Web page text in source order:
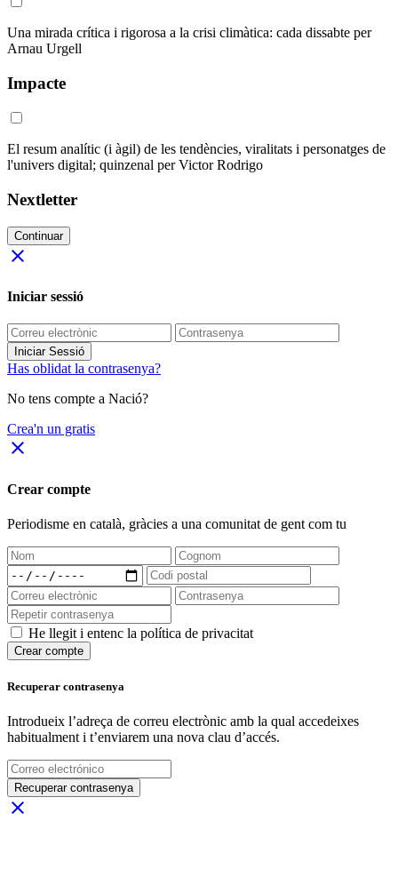
Una mirada crítica i rigorosa a la crisi climàtica: cada dissabte per
Arnau Urgell
Impacte
El resum analític (i àgil) de les tendències, viralitats i personatges de
l'univers digital; quinzenal per Victor Rodrigo
Nextletter
Continuar
close
Iniciar sessió
Iniciar Sessió
Has oblidat la contrasenya?
No tens compte a Nació?
Crea'n un gratis
close
Crear compte
Periodisme en català, gràcies a una comunitat de gent com tu
He llegit i entenc la política de privacitat
Crear compte
Recuperar contrasenya
Introdueix l’adreça de correu electrònic amb la qual accedeixes
habitualment i t’enviarem una nova clau d’accés.
Recuperar contrasenya
close